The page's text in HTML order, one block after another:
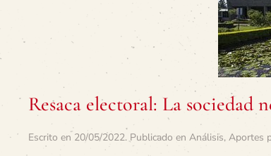
Resaca electoral: La sociedad
Escrito en 20/05/2022. Publicado en Análisis, Aportes